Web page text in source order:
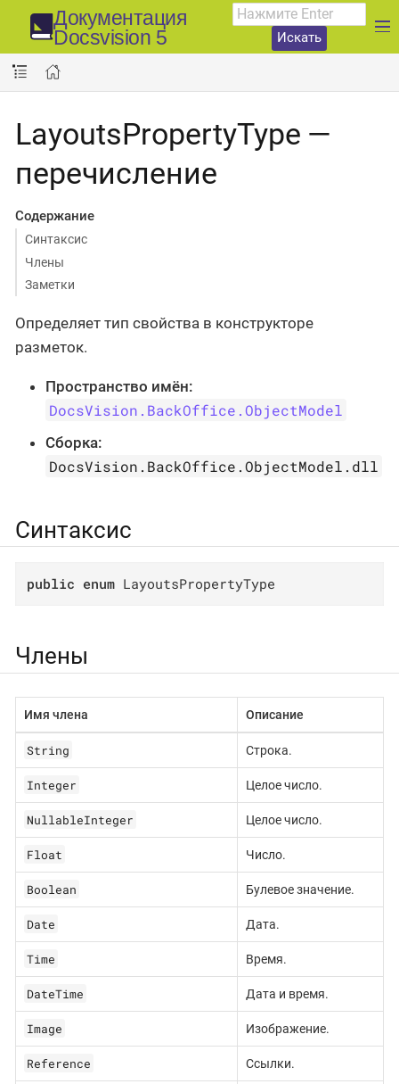
Документация
Docsvision 5
Искать
LayoutsPropertyType —
перечисление
Содержание
Синтаксис
Члены
Заметки
Определяет тип свойства в конструкторе
разметок.
Пространство имён:
DocsVision.BackOffice.ObjectModel
Сборка:
DocsVision.BackOffice.ObjectModel.dll
Синтаксис
public enum LayoutsPropertyType
Члены
Имя члена Описание
String Строка.
Integer Целое число.
NullableInteger Целое число.
Float Число.
Boolean Булевое значение.
Date Дата.
Time Время.
DateTime Дата и время.
Image Изображение.
Reference Ссылки.